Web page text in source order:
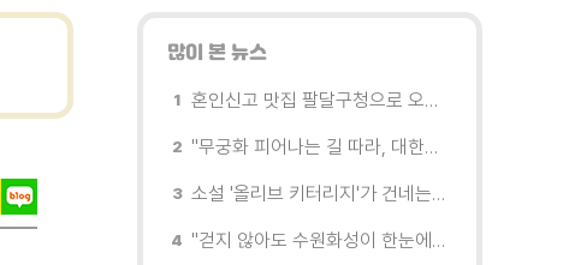
많이 본 뉴스
혼인신고 맛집 팔달구청으로 오세요
"무궁화 피어나는 길 따라, 대한민국을 걷는다"
소설 '올리브 키터리지'가 건네는 삶과 연민의 철학
"걷지 않아도 수원화성이 한눈에"…무장애 관광버스 '수원행차' 타보니